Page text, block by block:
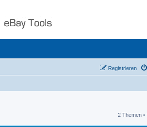
Registrieren
2 Themen •